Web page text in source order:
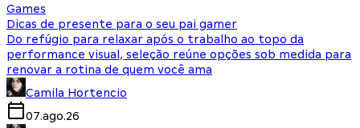
Games
Dicas de presente para o seu pai gamer
Do refúgio para relaxar após o trabalho ao topo da
performance visual, seleção reúne opções sob medida para
renovar a rotina de quem você ama
Camila Hortencio
07.ago.26